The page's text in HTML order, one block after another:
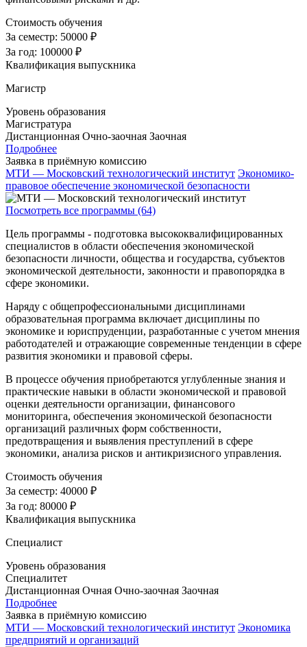
Стоимость обучения
За семестр: 50000 ₽
За год: 100000 ₽
Квалификация выпускника
Магистр
Уровень образования
Магистратура
Дистанционная Очно-заочная Заочная
Подробнее
Заявка в приёмную комиссию
МТИ — Московский технологический институт Экономико-
правовое обеспечение экономической безопасности
Посмотреть все программы (64)
Цель программы - подготовка высококвалифицированных
специалистов в области обеспечения экономической
безопасности личности, общества и государства, субъектов
экономической деятельности, законности и правопорядка в
сфере экономики.
Наряду с общепрофессиональными дисциплинами
образовательная программа включает дисциплины по
экономике и юриспруденции, разработанные с учетом мнения
работодателей и отражающие современные тенденции в сфере
развития экономики и правовой сферы.
В процессе обучения приобретаются углубленные знания и
практические навыки в области экономической и правовой
оценки деятельности организации, финансового
мониторинга, обеспечения экономической безопасности
организаций различных форм собственности,
предотвращения и выявления преступлений в сфере
экономики, анализа рисков и антикризисного управления.
Стоимость обучения
За семестр: 40000 ₽
За год: 80000 ₽
Квалификация выпускника
Специалист
Уровень образования
Специалитет
Дистанционная Очная Очно-заочная Заочная
Подробнее
Заявка в приёмную комиссию
МТИ — Московский технологический институт Экономика
предприятий и организаций